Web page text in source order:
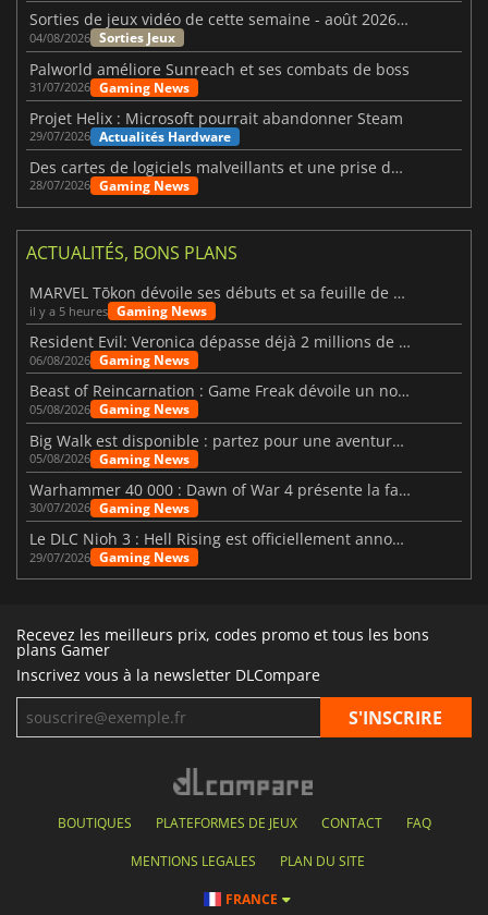
Sorties de jeux vidéo de cette semaine - août 2026 (semaine 32)
04/08/2026 Sorties Jeux
Palworld améliore Sunreach et ses combats de boss
31/07/2026 Gaming News
Projet Helix : Microsoft pourrait abandonner Steam
29/07/2026 Actualités Hardware
Des cartes de logiciels malveillants et une prise de contrôle de Discord ont touché Meccha Chameleon
28/07/2026 Gaming News
ACTUALITÉS, BONS PLANS
MARVEL Tōkon dévoile ses débuts et sa feuille de route
il y a 5 heures Gaming News
Resident Evil: Veronica dépasse déjà 2 millions de wishlists
06/08/2026 Gaming News
Beast of Reincarnation : Game Freak dévoile un nouveau pari
05/08/2026 Gaming News
Big Walk est disponible : partez pour une aventure entre amis
05/08/2026 Gaming News
Warhammer 40 000 : Dawn of War 4 présente la faction des Nécrons
30/07/2026 Gaming News
Le DLC Nioh 3 : Hell Rising est officiellement annoncé
29/07/2026 Gaming News
Recevez les meilleurs prix, codes promo et tous les bons
plans Gamer
Inscrivez vous à la newsletter DLCompare
BOUTIQUES PLATEFORMES DE JEUX CONTACT FAQ
MENTIONS LEGALES PLAN DU SITE
FRANCE